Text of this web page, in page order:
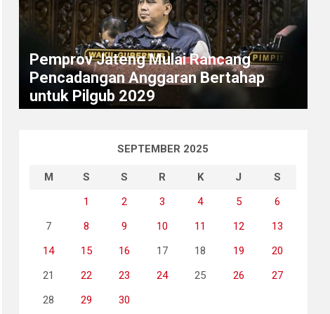
Pemprov Jateng Mulai Rancang
Pencadangan Anggaran Bertahap
untuk Pilgub 2029
SEPTEMBER 2025
M S S R K J
S
1
2 3 4 5
6
7
8 9 10 11 12
13
14
15 16 17 18 19
20
21
22 23 24 25 26
27
28
29
30